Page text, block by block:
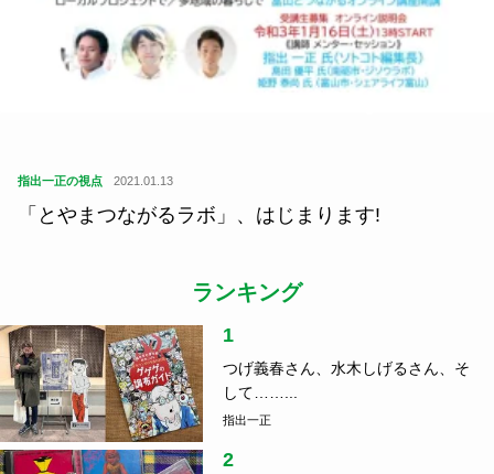
指出一正の視点 2021.01.13
「とやまつながるラボ」、はじまります!
ランキング
1
つげ義春さん、水木しげるさん、そ
して……...
指出一正
2